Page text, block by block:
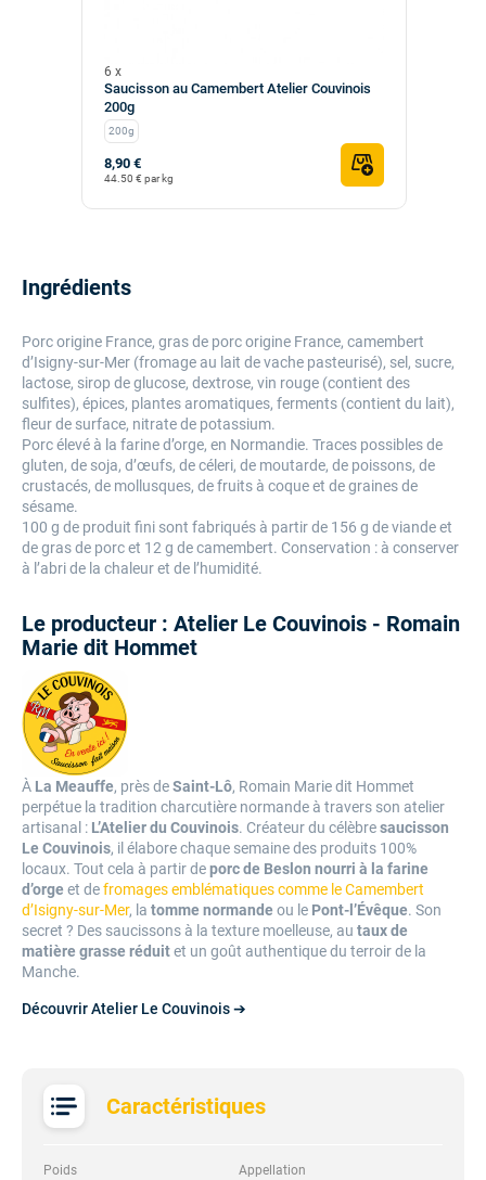
Caractéristiques
Poids Appellation
6 x
Saucisson au Camembert Atelier Couvinois
200g
200g
8,90 €
44.50 € par kg
Ingrédients
Porc origine France, gras de porc origine France, camembert
d’Isigny-sur-Mer (fromage au lait de vache pasteurisé), sel, sucre,
lactose, sirop de glucose, dextrose, vin rouge (contient des
sulfites), épices, plantes aromatiques, ferments (contient du lait),
fleur de surface, nitrate de potassium.
Porc élevé à la farine d’orge, en Normandie. Traces possibles de
gluten, de soja, d’œufs, de céleri, de moutarde, de poissons, de
crustacés, de mollusques, de fruits à coque et de graines de
sésame.
100 g de produit fini sont fabriqués à partir de 156 g de viande et
de gras de porc et 12 g de camembert. Conservation : à conserver
à l’abri de la chaleur et de l’humidité.
Le producteur : Atelier Le Couvinois - Romain
Marie dit Hommet
À La Meauffe, près deSaint-Lô, Romain Marie dit Hommet
perpétue la tradition charcutière normande à travers son atelier
artisanal : L’Atelier du Couvinois. Créateur du célèbresaucisson
Le Couvinois, il élabore chaque semaine des produits 100%
locaux. Tout cela à partir deporc de Beslon nourri à la farine
d’orge et defromages emblématiques comme le Camembert
d’Isigny-sur-Mer, la tomme normande ou le Pont-l’Évêque. Son
secret ? Des saucissons à la texture moelleuse, au taux de
matière grasse réduitet un goût authentique du terroir de la
Manche.
Découvrir Atelier Le Couvinois ➔